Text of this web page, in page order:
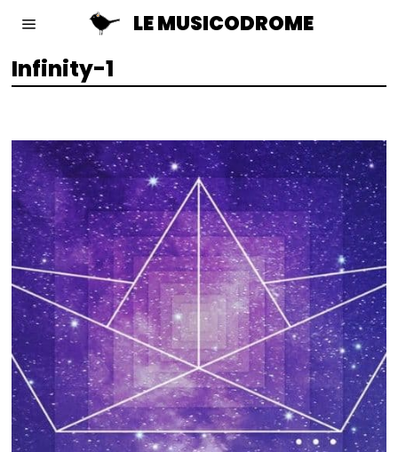
LE MUSICODROME
Infinity-1